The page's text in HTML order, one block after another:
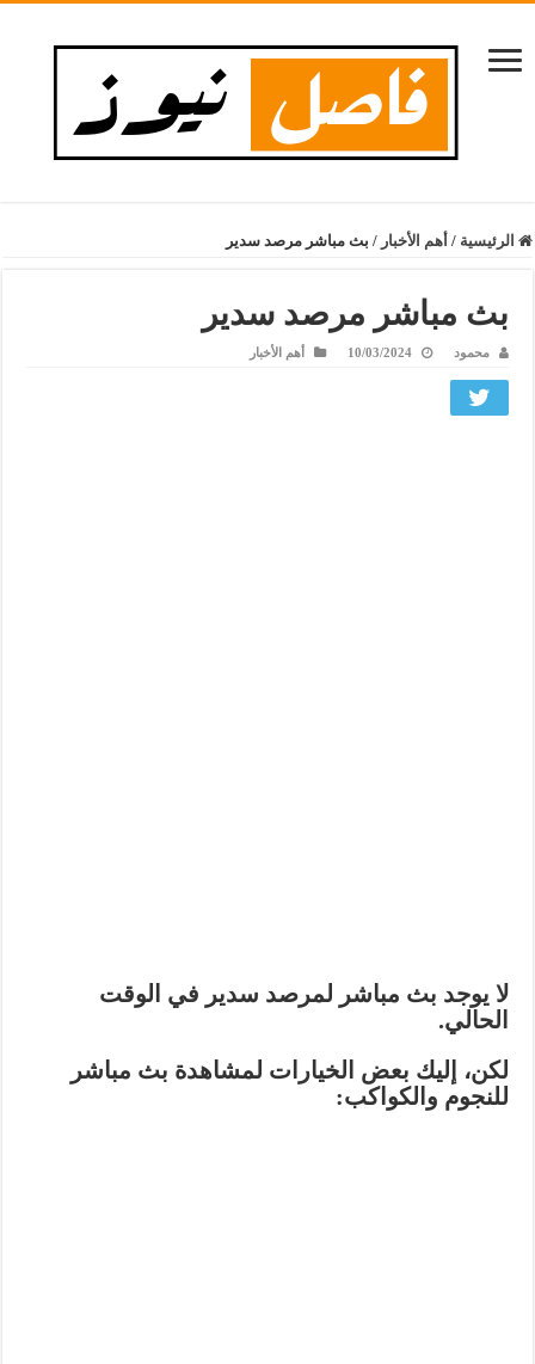
الرئيسية / أهم الأخبار / بث مباشر مرصد سدير
بث مباشر مرصد سدير
محمود 10/03/2024 أهم الأخبار
لا يوجد بث مباشر لمرصد سدير في الوقت
الحالي.
لكن، إليك بعض الخيارات لمشاهدة بث مباشر
للنجوم والكواكب: